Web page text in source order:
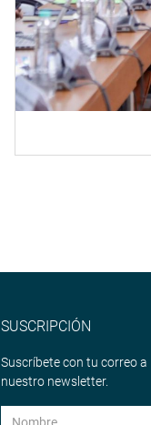
SUSCRIPCIÓN
Suscríbete con tu correo a
nuestro newsletter.